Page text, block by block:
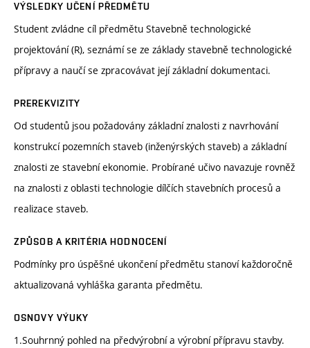
VÝSLEDKY UČENÍ PŘEDMĚTU
Student zvládne cíl předmětu Stavebně technologické
projektování (R), seznámí se ze základy stavebně technologické
přípravy a naučí se zpracovávat její základní dokumentaci.
PREREKVIZITY
Od studentů jsou požadovány základní znalosti z navrhování
konstrukcí pozemních staveb (inženýrských staveb) a základní
znalosti ze stavební ekonomie. Probírané učivo navazuje rovněž
na znalosti z oblasti technologie dílčích stavebních procesů a
realizace staveb.
ZPŮSOB A KRITÉRIA HODNOCENÍ
Podmínky pro úspěšné ukončení předmětu stanoví každoročně
aktualizovaná vyhláška garanta předmětu.
OSNOVY VÝUKY
1.Souhrnný pohled na předvýrobní a výrobní přípravu stavby.